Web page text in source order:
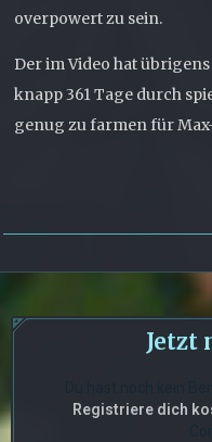
overpowert zu sein.
Der im Video hat
knapp 361 Tage durch
genug zu farmen für
Jetzt
Registriere dich